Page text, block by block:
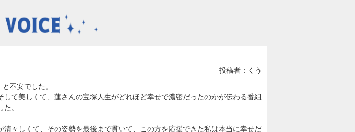
投稿者：くう
不安でした。
て美しくて、蓮さんの宝塚人生がどれほど幸せで濃密だったのかが伝わる番組
。
々しくて、その姿勢を最後まで貫いて、この方を応援できた私は本当に幸せだ